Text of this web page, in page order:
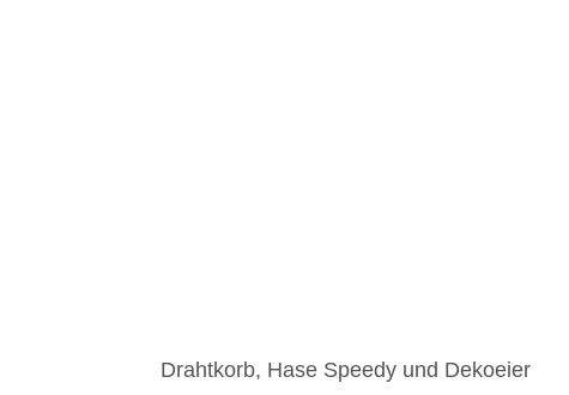
Drahtkorb, Hase Speedy und Dekoeier